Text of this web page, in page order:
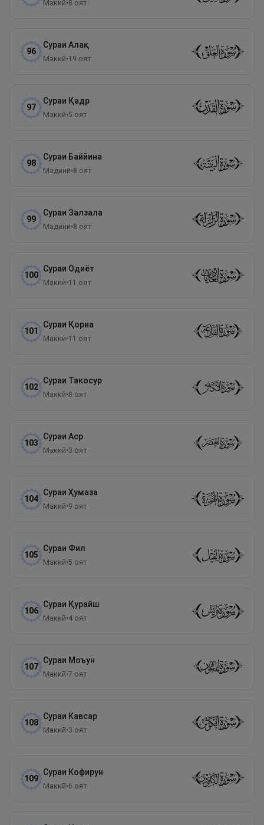
Маккӣ•8 оят
96
Сураи Алақ
Маккӣ•19 оят
97
Сураи Қадр
Маккӣ•5 оят
98
Сураи Баййина
Мадинӣ•8 оят
99
Сураи Залзала
Мадинӣ•8 оят
100
Сураи Одиёт
Маккӣ•11 оят
101
Сураи Қориа
Маккӣ•11 оят
102
Сураи Такосур
Маккӣ•8 оят
103
Сураи Аср
Маккӣ•3 оят
104
Сураи Ҳумаза
Маккӣ•9 оят
105
Сураи Фил
Маккӣ•5 оят
106
Сураи Қурайш
Маккӣ•4 оят
107
Сураи Моъун
Маккӣ•7 оят
108
Сураи Кавсар
Маккӣ•3 оят
109
Сураи Кофирун
Маккӣ•6 оят